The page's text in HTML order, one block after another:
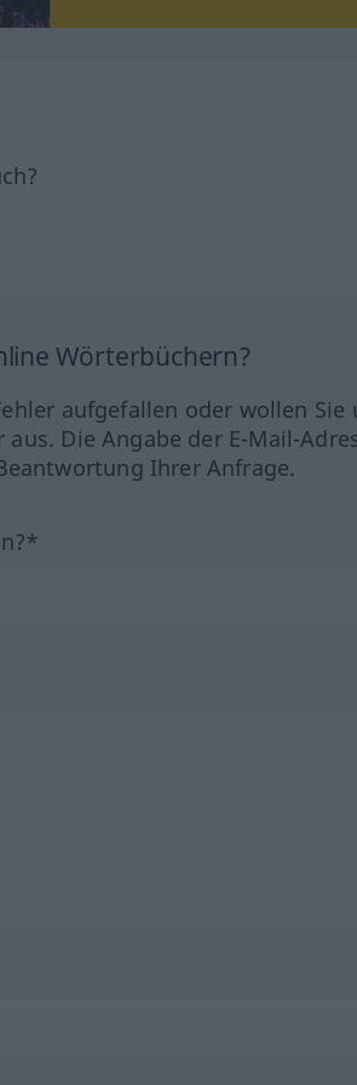
Wörterbüchern?
aufgefallen oder wollen Sie
aus. Die Angabe der E-Mail-
Ihrer Anfrage.